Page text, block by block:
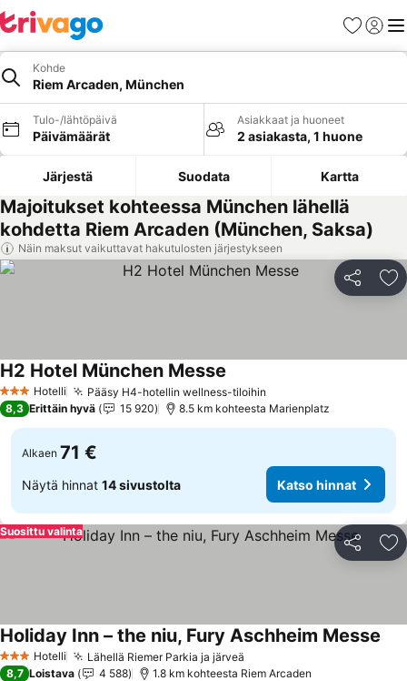
Suosikit
Kohde
Riem Arcaden, München
Tulo-/lähtöpäivä
Päivämäärät
Asiakkaat ja huoneet
2 asiakasta, 1 huone
Järjestä Suodata Kartta
Majoitukset kohteessa München lähellä
kohdetta Riem Arcaden (München, Saksa)
Näin maksut vaikuttavat hakutulosten järjestykseen
Jaa
3 Tähtiluokitus
Hotelli Pääsy H4-hotellin wellness-tiloihin
H2 Hotel München Messe
8,3 Erittäin hyvä 15 920 8.5 km kohteesta Marienplatz
Alkaen 71 €
Näytä hinnat 14 sivustolta Katso hinnat
Jaa
Suosittu valinta
3 Tähtiluokitus
Hotelli Lähellä Riemer Parkia ja järveä
Holiday Inn – the niu, Fury Aschheim Messe
8,7 Loistava 4 588 1.8 km kohteesta Riem Arcaden